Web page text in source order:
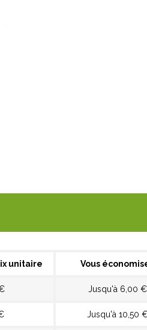
unitaire Vous
Jusqu'à 6,00 €
Jusqu'à 10,50